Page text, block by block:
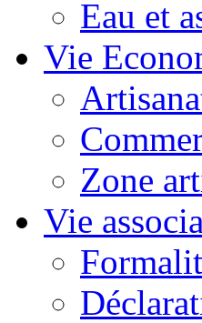
Eau et
Vie
Zone
Vie